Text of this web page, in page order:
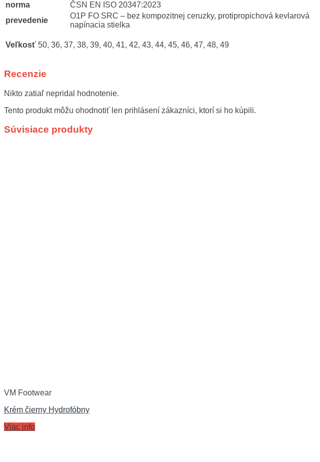
norma
ČSN EN ISO 20347:2023
prevedenie
O1P FO SRC – bez kompozitnej ceruzky, protipropichová kevlarová
napínacia stielka
Veľkosť 50, 36, 37, 38, 39, 40, 41, 42, 43, 44, 45, 46, 47, 48, 49
Recenzie
Nikto zatiaľ nepridal hodnotenie.
Tento produkt môžu ohodnotiť len prihlásení zákazníci, ktorí si ho kúpili.
Súvisiace produkty
VM Footwear
Krém čierny Hydrofóbny
Viac info